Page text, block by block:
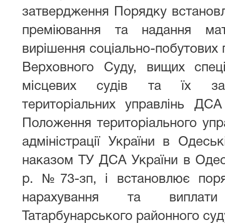
затвердження Порядку
преміювання та надання
вирішення соціально-побутових
Верховного Суду, вищих
місцевих судів та їх
територіальних управлінь
Положення територіального
адміністрації України в
наказом ТУ ДСА України в
р. №73-зп, і встановлює
нарахування та
Татарбунарського районного